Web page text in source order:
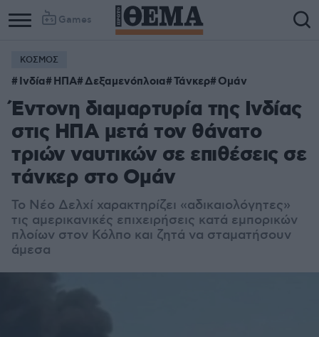
Games
ΚΟΣΜΟΣ
Ινδία ΗΠΑ Δεξαμενόπλοια Τάνκερ Ομάν
Έντονη διαμαρτυρία της Ινδίας
στις ΗΠΑ μετά τον θάνατο
τριών ναυτικών σε επιθέσεις σε
τάνκερ στο Ομάν
Το Νέο Δελχί χαρακτηρίζει «αδικαιολόγητες»
τις αμερικανικές επιχειρήσεις κατά εμπορικών
πλοίων στον Κόλπο και ζητά να σταματήσουν
άμεσα